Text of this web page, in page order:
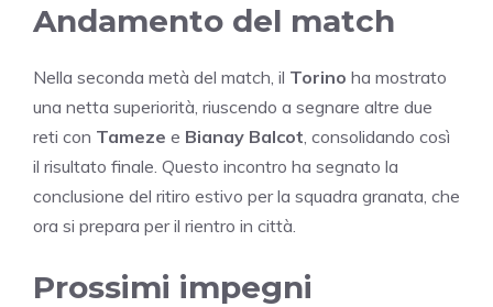
Andamento del match
Nella seconda metà del match, il Torino ha mostrato
una netta superiorità, riuscendo a segnare altre due
reti con Tameze e Bianay Balcot , consolidando così
il risultato finale. Questo incontro ha segnato la
conclusione del ritiro estivo per la squadra granata, che
ora si prepara per il rientro in città.
Prossimi impegni